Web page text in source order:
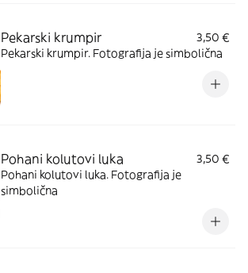
Pekarski krumpir
3,50 €
Pekarski krumpir. Fotografija je simbolična
Pohani kolutovi luka
3,50 €
Pohani kolutovi luka. Fotografija je
simbolična